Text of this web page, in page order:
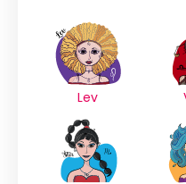
Lev